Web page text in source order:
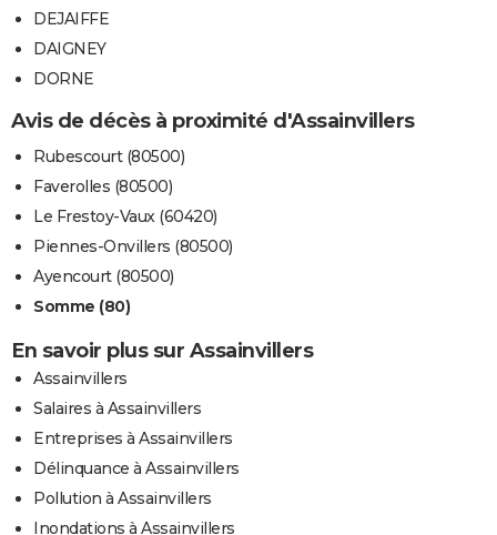
DEJAIFFE
DAIGNEY
DORNE
Avis de décès à proximité d'Assainvillers
Rubescourt (80500)
Faverolles (80500)
Le Frestoy-Vaux (60420)
Piennes-Onvillers (80500)
Ayencourt (80500)
Somme (80)
En savoir plus sur Assainvillers
Assainvillers
Salaires à Assainvillers
Entreprises à Assainvillers
Délinquance à Assainvillers
Pollution à Assainvillers
Inondations à Assainvillers